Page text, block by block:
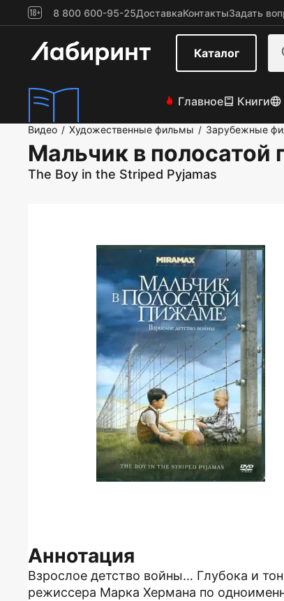
8 800 600-95-25ДоставкаКонтактыЗадать
Каталог
Главное Книги
Видео / Художественные фильмы / Зарубежные
Мальчик в полосатой
The Boy in the Striped Pyjamas
Аннотация
Взрослое детство войны… Глубока и
режиссера Марка Хермана по